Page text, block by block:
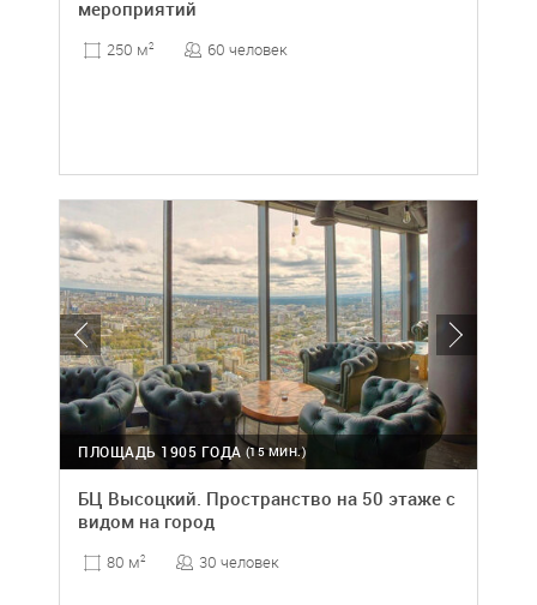
мероприятий
250 м2 60 человек
(15 МИН.)
ПЛОЩАДЬ 1905 ГОДА
БЦ Высоцкий. Пространство на 50 этаже с
видом на город
80 м2 30 человек